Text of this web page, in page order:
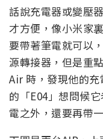
話說充電器或變壓
才方便，像小米家
要帶著筆電就可以
源轉接器，但是重
Air 時，發現他的
的「E04」想問候
電之外，還要再帶